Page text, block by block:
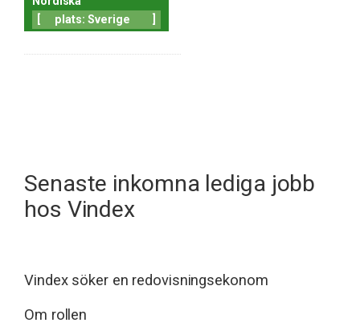
plats: Sverige
Senaste inkomna lediga jobb
hos Vindex
Vindex söker en redovisningsekonom
Om rollen